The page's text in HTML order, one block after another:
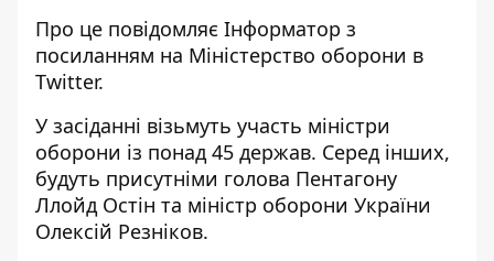
Про це повідомляє Інформатор з
посиланням на Міністерство оборони в
Twitter.
У засіданні візьмуть участь міністри
оборони із понад 45 держав. Серед інших,
будуть присутніми голова Пентагону
Ллойд Остін та міністр оборони України
Олексій Резніков.